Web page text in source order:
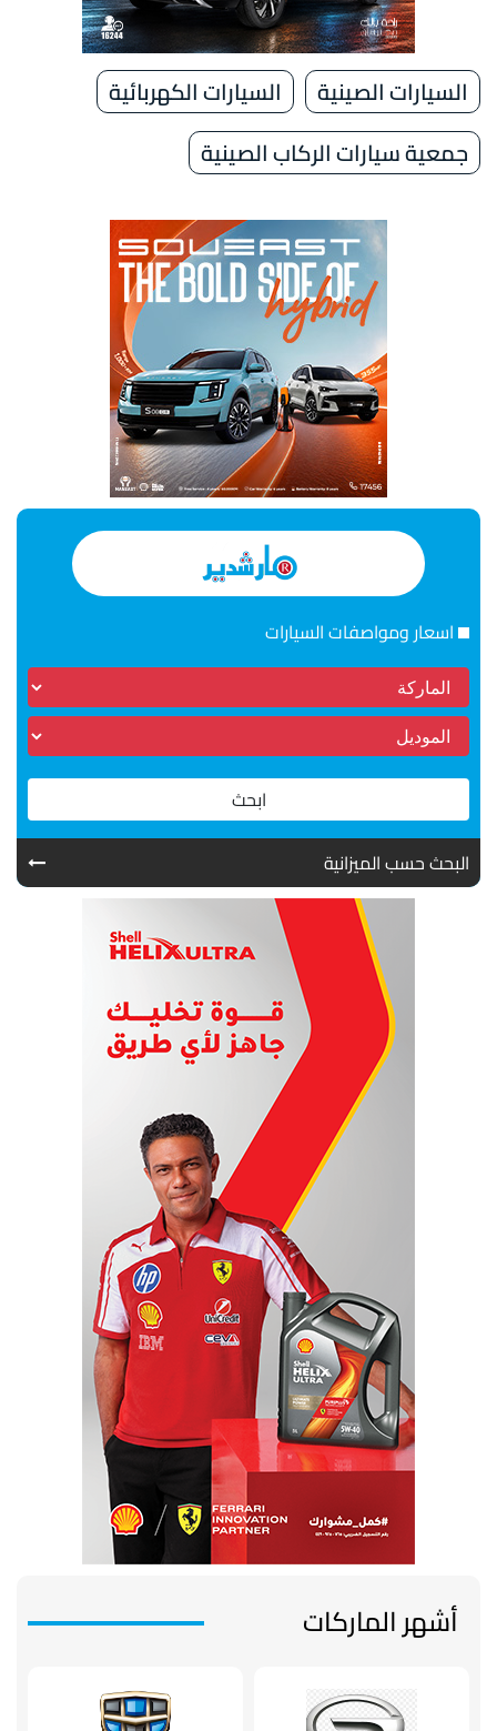
السيارات الصينية
السيارات الكهربائية
جمعية سيارات الركاب الصينية
اسعار ومواصفات السيارات
ابحث
البحث حسب الميزانية
أشهر الماركات